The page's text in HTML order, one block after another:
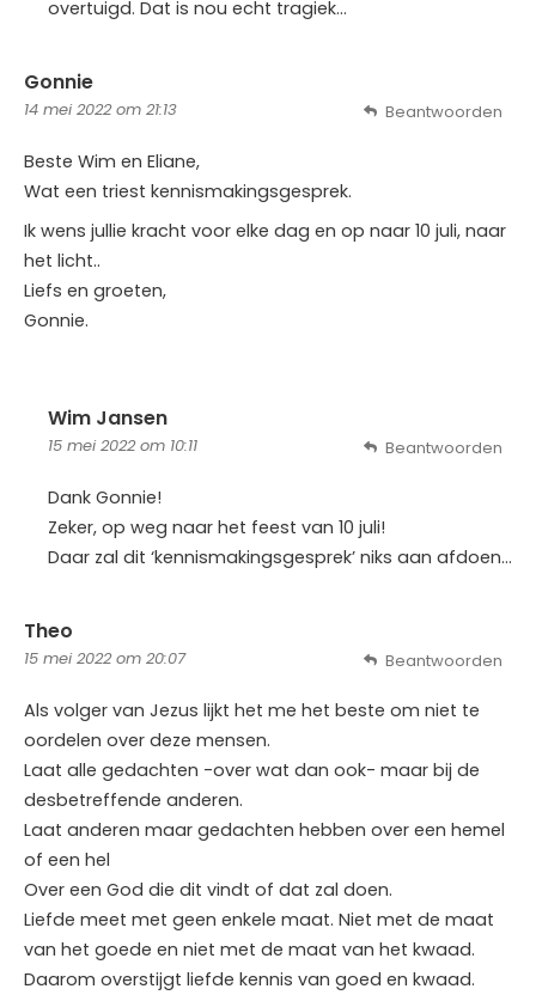
overtuigd. Dat is nou echt tragiek…
Gonnie
14 mei 2022 om 21:13
Beste Wim en Eliane,
Wat een triest kennismakingsgesprek.
Ik wens jullie kracht voor elke dag en op naar 10 juli, naar
het licht..
Liefs en groeten,
Gonnie.
Beantwoorden
Wim Jansen
15 mei 2022 om 10:11
Dank Gonnie!
Zeker, op weg naar het feest van 10 juli!
Daar zal dit ‘kennismakingsgesprek’ niks aan afdoen…
Beantwoorden
Theo
15 mei 2022 om 20:07
Als volger van Jezus lijkt het me het beste om niet te
oordelen over deze mensen.
Laat alle gedachten -over wat dan ook- maar bij de
desbetreffende anderen.
Laat anderen maar gedachten hebben over een hemel
of een hel
Over een God die dit vindt of dat zal doen.
Liefde meet met geen enkele maat. Niet met de maat
van het goede en niet met de maat van het kwaad.
Daarom overstijgt liefde kennis van goed en kwaad.
Beantwoorden